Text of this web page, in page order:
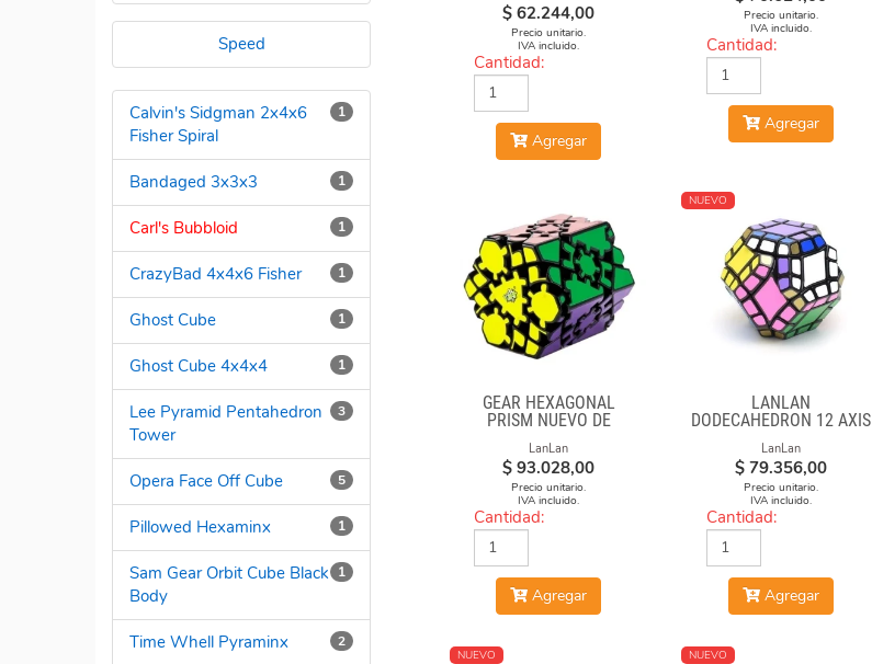
Speed
1
Calvin's Sidgman 2x4x6
Fisher Spiral
1
Bandaged 3x3x3
1
Carl's Bubbloid
1
CrazyBad 4x4x6 Fisher
1
Ghost Cube
1
Ghost Cube 4x4x4
3
Lee Pyramid Pentahedron
Tower
5
Opera Face Off Cube
1
Pillowed Hexaminx
1
Sam Gear Orbit Cube Black
Body
2
Time Whell Pyraminx
$ 62.244,00
Precio unitario.
IVA incluido.
Cantidad:
Agregar
Precio unitario.
IVA incluido.
Cantidad:
Agregar
GEAR HEXAGONAL
PRISM NUEVO DE
LANLAN
LanLan
$ 93.028,00
Precio unitario.
IVA incluido.
Cantidad:
Agregar
NUEVO
LANLAN
DODECAHEDRON 12 AXIS
LanLan
$ 79.356,00
Precio unitario.
IVA incluido.
Cantidad:
Agregar
NUEVO NUEVO